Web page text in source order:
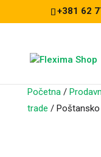
+381 62
Početna/
trade / Poštansko